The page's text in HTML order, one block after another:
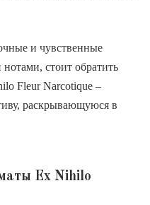
и чувственные
стоит обратить
Fleur Narcotique –
раскрывающуюся в
Ex Nihilo